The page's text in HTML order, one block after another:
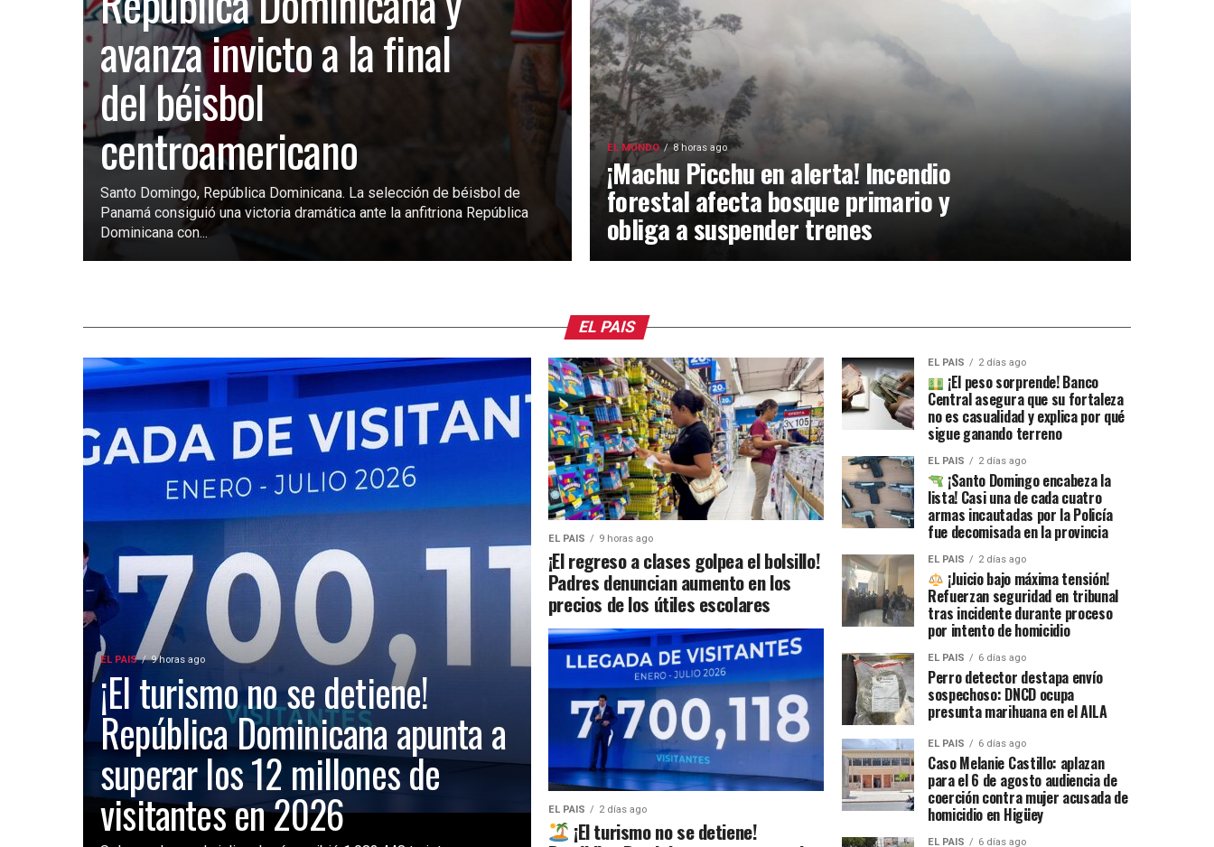
avanza invicto a la final
del béisbol
centroamericano
Santo Domingo, República Dominicana. La selección de béisbol de
Panamá consiguió una victoria dramática ante la anfitriona República
Dominicana con...
EL MUNDO 8 horas ago
¡Machu Picchu en alerta! Incendio
forestal afecta bosque primario y
obliga a suspender trenes
EL PAIS
EL PAIS 9 horas ago
¡El turismo no se detiene!
República Dominicana apunta a
superar los 12 millones de
visitantes en 2026
EL PAIS 9 horas ago
¡El regreso a clases golpea el bolsillo!
Padres denuncian aumento en los
precios de los útiles escolares
EL PAIS 2 días ago
¡El turismo no se detiene!
EL PAIS 2 días ago
¡El peso sorprende! Banco
Central asegura que su fortaleza
no es casualidad y explica por qué
sigue ganando terreno
EL PAIS 2 días ago
¡Santo Domingo encabeza la
lista! Casi una de cada cuatro
armas incautadas por la Policía
fue decomisada en la provincia
EL PAIS 2 días ago
¡Juicio bajo máxima tensión!
Refuerzan seguridad en tribunal
tras incidente durante proceso
por intento de homicidio
EL PAIS 6 días ago
Perro detector destapa envío
sospechoso: DNCD ocupa
presunta marihuana en el AILA
EL PAIS 6 días ago
Caso Melanie Castillo: aplazan
para el 6 de agosto audiencia de
coerción contra mujer acusada de
homicidio en Higüey
EL PAIS 6 días ago